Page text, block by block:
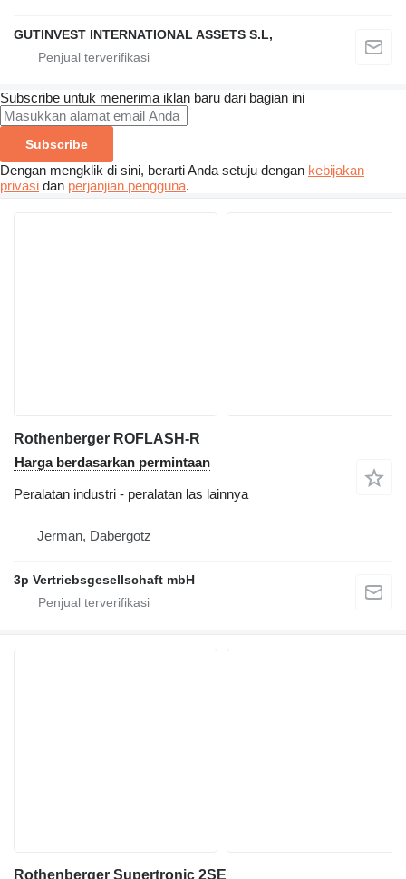
GUTINVEST INTERNATIONAL ASSETS S.L,
Subscribe untuk menerima iklan baru dari bagian ini
Subscribe
Dengan mengklik di sini, berarti Anda setuju dengan kebijakan
privasi dan perjanjian pengguna.
Rothenberger ROFLASH-R
Harga berdasarkan permintaan
Peralatan industri - peralatan las lainnya
Jerman, Dabergotz
3p Vertriebsgesellschaft mbH
Rothenberger Supertronic 2SE